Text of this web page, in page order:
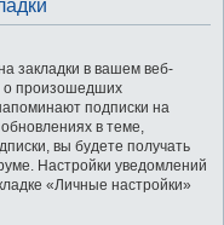
закладки в вашем веб-
о произошедших
подписки на
в теме,
вы будете получать
Настройки уведомлений
«Личные настройки»